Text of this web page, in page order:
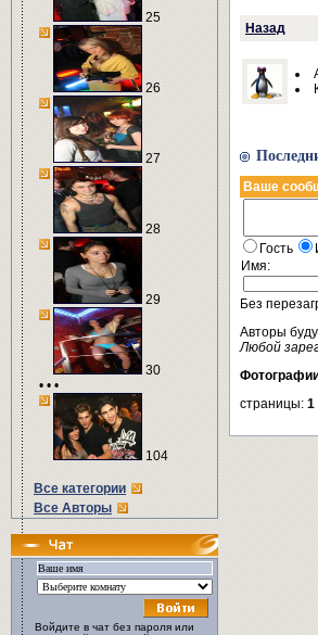
25
26
27
28
29
30
• • •
104
Все категории
Все Авторы
Войдите в чат без пароля или
Назад
Ваше
Гость
Имя:
Без
Авторы
Любой
страницы: 1